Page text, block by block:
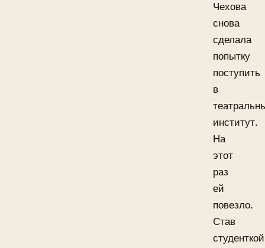
Чехова
снова
сделала
попытку
поступить
в
институт.
На
этот
раз
ей
повезло.
Став